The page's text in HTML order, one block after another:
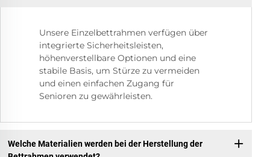
Unsere Einzelbettrahmen verfügen über
integrierte Sicherheitsleisten,
höhenverstellbare Optionen und eine
stabile Basis, um Stürze zu vermeiden
und einen einfachen Zugang für
Senioren zu gewährleisten.
Welche Materialien werden bei der Herstellung der